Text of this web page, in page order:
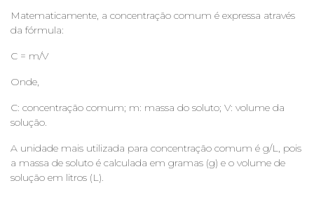
Matematicamente, a concentração comum é expressa através
da fórmula:
C = m/V
Onde,
C: concentração comum; m: massa do soluto; V: volume da
solução.
A unidade mais utilizada para concentração comum é g/L, pois
a massa de soluto é calculada em gramas (g) e o volume de
solução em litros (L).